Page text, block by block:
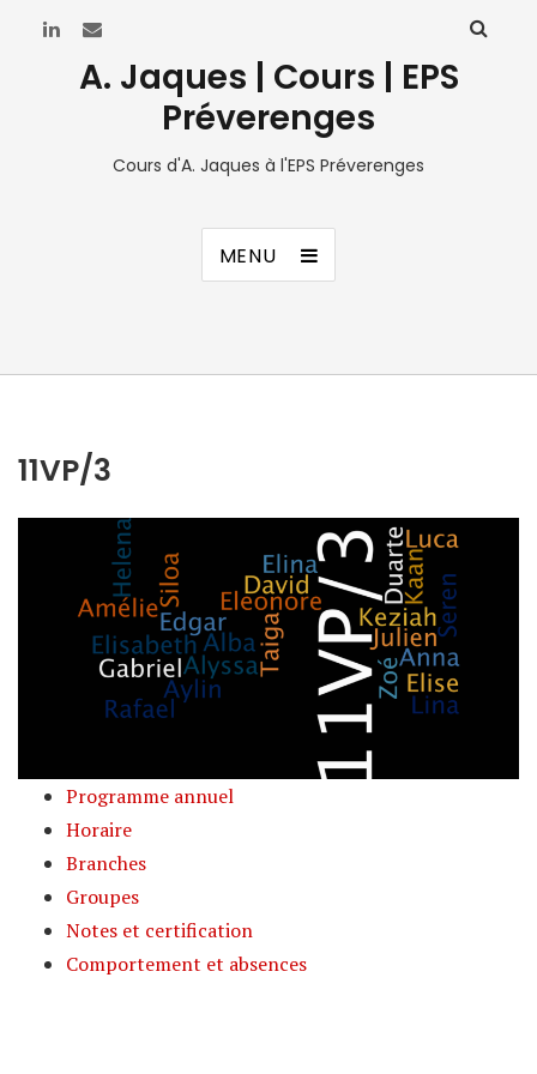
A. Jaques | Cours | EPS
Préverenges
Cours d'A. Jaques à l'EPS Préverenges
MENU
11VP/3
Programme annuel
Horaire
Branches
Groupes
Notes et certification
Comportement et absences